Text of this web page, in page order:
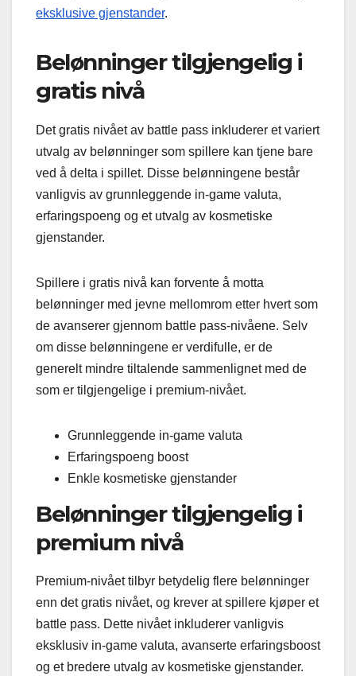
eksklusive gjenstander.
Belønninger tilgjengelig i
gratis nivå
Det gratis nivået av battle pass inkluderer et variert
utvalg av belønninger som spillere kan tjene bare
ved å delta i spillet. Disse belønningene består
vanligvis av grunnleggende in-game valuta,
erfaringspoeng og et utvalg av kosmetiske
gjenstander.
Spillere i gratis nivå kan forvente å motta
belønninger med jevne mellomrom etter hvert som
de avanserer gjennom battle pass-nivåene. Selv
om disse belønningene er verdifulle, er de
generelt mindre tiltalende sammenlignet med de
som er tilgjengelige i premium-nivået.
Grunnleggende in-game valuta
Erfaringspoeng boost
Enkle kosmetiske gjenstander
Belønninger tilgjengelig i
premium nivå
Premium-nivået tilbyr betydelig flere belønninger
enn det gratis nivået, og krever at spillere kjøper et
battle pass. Dette nivået inkluderer vanligvis
eksklusiv in-game valuta, avanserte erfaringsboost
og et bredere utvalg av kosmetiske gjenstander.